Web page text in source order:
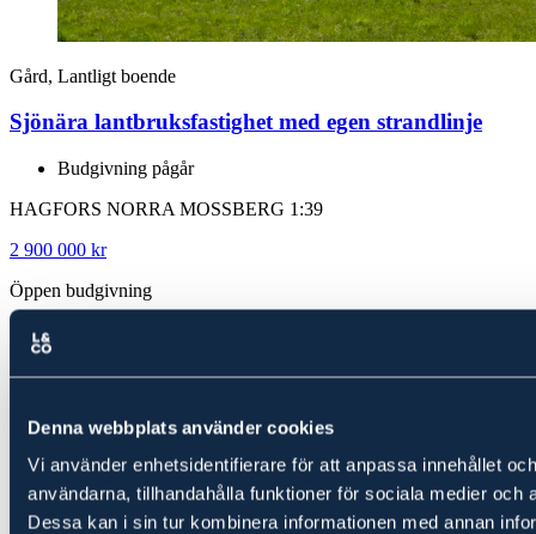
Denna webbplats använder cookies
Vi använder enhetsidentifierare för att anpassa innehållet
användarna, tillhandahålla funktioner för sociala medier och
Dessa kan i sin tur kombinera informationen med annan
Gård, Lantligt boende
Sjönära lantbruksfastighet med egen strandlinje
Budgivning pågår
HAGFORS NORRA MOSSBERG 1:39
2 900 000 kr
Öppen budgivning
Gårdskarta
Prospekt